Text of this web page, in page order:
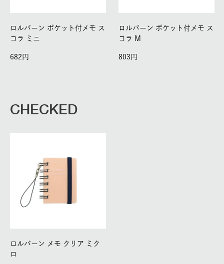
ロルバーン ポケット付メモ ス
コラ ミニ
682
ロルバーン ポケット付メモ ス
コラ M
803
CHECKED
ロルバーン メモ クリア ミク
ロ